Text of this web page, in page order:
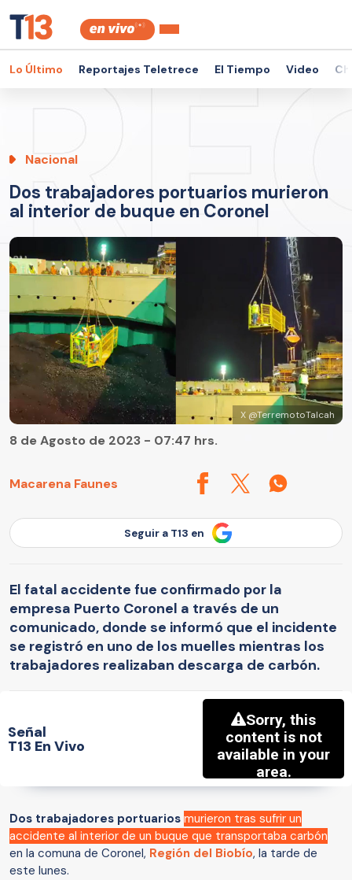
Lo Último Reportajes Teletrece El Tiempo Video
Nacional
Dos trabajadores portuarios murieron
al interior de buque en Coronel
X @TerremotoTalcah
Macarena Faunes
8 de Agosto de 2023 - 07:47 hrs.
Seguir a T13 en
El fatal accidente fue confirmado por la
empresa Puerto Coronel a través de un
comunicado, donde se informó que el incidente
se registró en uno de los muelles mientras los
trabajadores realizaban descarga de carbón.
Señal
T13 En Vivo
Dos trabajadores portuarios murieron tras sufrir un
accidente al interior de un buque que transportaba carbón
en la comuna de Coronel, Región del Biobío, la tarde de
este lunes.